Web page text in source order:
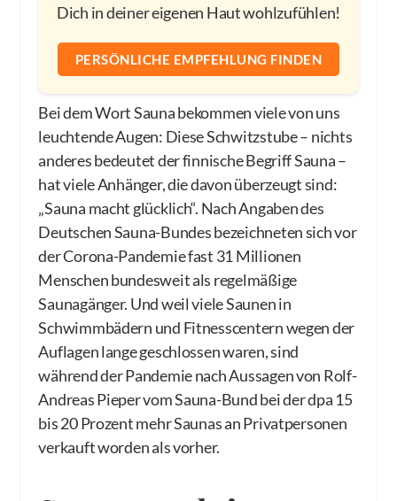
Dich in deiner eigenen Haut wohlzufühlen!
PERSÖNLICHE EMPFEHLUNG FINDEN
Bei dem Wort Sauna bekommen viele von uns
leuchtende Augen: Diese Schwitzstube – nichts
anderes bedeutet der finnische Begriff Sauna –
hat viele Anhänger, die davon überzeugt sind:
„Sauna macht glücklich“. Nach Angaben des
Deutschen Sauna-Bundes bezeichneten sich vor
der Corona-Pandemie fast 31 Millionen
Menschen bundesweit als regelmäßige
Saunagänger. Und weil viele Saunen in
Schwimmbädern und Fitnesscentern wegen der
Auflagen lange geschlossen waren, sind
während der Pandemie nach Aussagen von Rolf-
Andreas Pieper vom Sauna-Bund bei der dpa 15
bis 20 Prozent mehr Saunas an Privatpersonen
verkauft worden als vorher.